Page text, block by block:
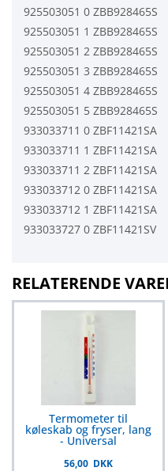
925503051 0 ZBB928465S
925503051 1 ZBB928465S
925503051 2 ZBB928465S
925503051 3 ZBB928465S
925503051 4 ZBB928465S
925503051 5 ZBB928465S
933033711 0 ZBF11421SA
933033711 1 ZBF11421SA
933033711 2 ZBF11421SA
933033712 0 ZBF11421SA
933033712 1 ZBF11421SA
933033727 0 ZBF11421SV
RELATERENDE
Termometer til
køleskab og fryser, lang
- Universal
56,00 DKK